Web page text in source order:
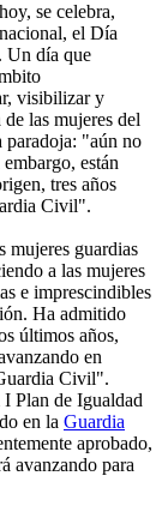
se celebra,
el Día
Un día que
visibilizar y
las mujeres del
paradoja: "aún no
están
tres años
Civil".
mujeres guardias
a las mujeres
e imprescindibles
Ha admitido
últimos años,
en
Civil".
I Plan de Igualdad
en la Guardia
aprobado,
avanzando para